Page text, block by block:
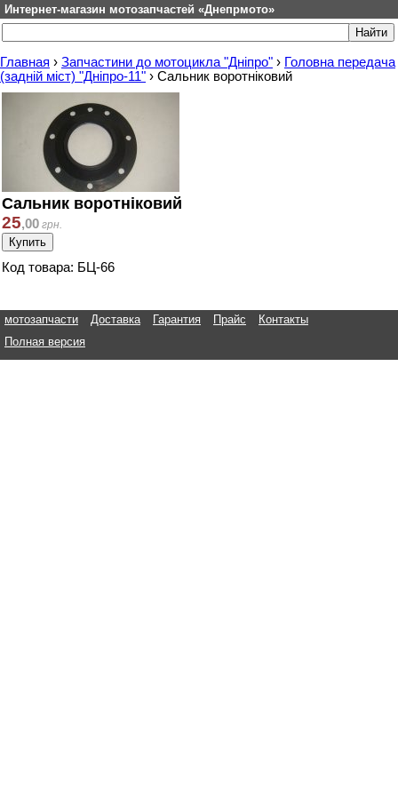
Интернет-магазин мотозапчастей «Днепрмото»
Главная › Запчастини до мотоцикла "Дніпро" › Головна передача
(задній міст) "Дніпро-11" › Сальник воротніковий
Сальник воротніковий
25,00 грн.
Код товара: БЦ-66
мотозапчасти Доставка Гарантия Прайс
Контакты
Полная версия